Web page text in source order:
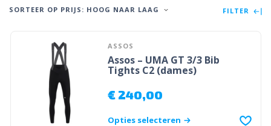
SORTEER OP PRIJS: HOOG NAAR LAAG FILTER
ASSOS
Assos – UMA GT 3/3 Bib
Tights C2 (dames)
€240,00
Opties selecteren